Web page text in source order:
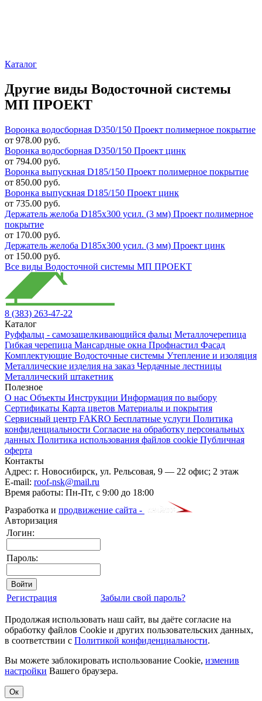
Каталог
Другие виды Водосточной системы
МП ПРОЕКТ
Воронка водосборная D350/150 Проект полимерное покрытие
от 978.00 руб.
Воронка водосборная D350/150 Проект цинк
от 794.00 руб.
Воронка выпускная D185/150 Проект полимерное покрытие
от 850.00 руб.
Воронка выпускная D185/150 Проект цинк
от 735.00 руб.
Держатель желоба D185х300 усил. (3 мм) Проект полимерное
покрытие
от 170.00 руб.
Держатель желоба D185х300 усил. (3 мм) Проект цинк
от 150.00 руб.
Все виды Водосточной системы МП ПРОЕКТ
8 (383) 263-47-22
Каталог
Руффальц - самозащелкивающийся фальц Металлочерепица
Гибкая черепица Мансардные окна Профнастил Фасад
Комплектующие Водосточные системы Утепление и изоляция
Металлические изделия на заказ Чердачные лестницы
Металлический штакетник
Полезное
О нас Объекты Инструкции Информация по выбору
Сертификаты Карта цветов Материалы и покрытия
Сервисный центр FAKRO Бесплатные услуги Политика
конфиденциальности Согласие на обработку персональных
данных Политика использования файлов cookie Публичная
оферта
Контакты
Адрес: г. Новосибирск, ул. Рельсовая, 9 — 22 офис; 2 этаж
E-mail: roof-nsk@mail.ru
Время работы: Пн-Пт, с 9:00 до 18:00
Разработка и продвижение сайта -
Авторизация
Логин:
Пароль:
Регистрация Забыли свой пароль?
Продолжая использовать наш сайт, вы даёте согласие на
обработку файлов Cookie и других пользовательских данных,
в соответствии с Политикой конфиденциальности.
Вы можете заблокировать использование Cookie, изменив
настройки Вашего браузера.
Ок